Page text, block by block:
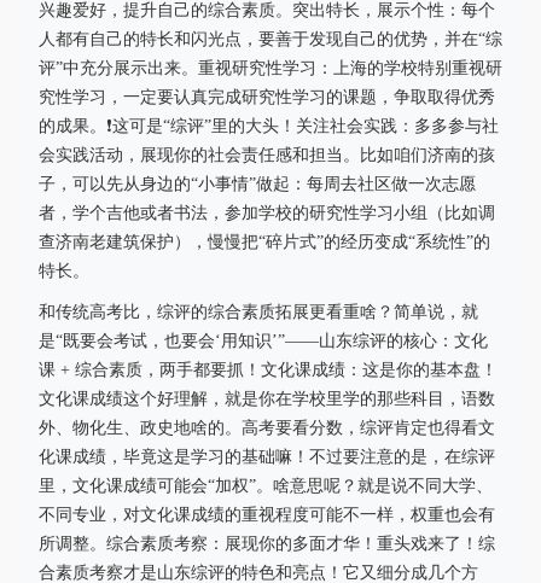
兴趣爱好，提升自己的综合素质。突出特长，展示个性：每个
人都有自己的特长和闪光点，要善于发现自己的优势，并在“综
评”中充分展示出来。重视研究性学习：上海的学校特别重视研
究性学习，一定要认真完成研究性学习的课题，争取取得优秀
的成果。❗这可是“综评”里的大头！关注社会实践：多多参与社
会实践活动，展现你的社会责任感和担当。比如咱们济南的孩
子，可以先从身边的“小事情”做起：每周去社区做一次志愿
者，学个吉他或者书法，参加学校的研究性学习小组（比如调
查济南老建筑保护），慢慢把“碎片式”的经历变成“系统性”的
特长。
和传统高考比，综评的综合素质拓展更看重啥？简单说，就
是“既要会考试，也要会‘用知识’”——山东综评的核心：文化
课 + 综合素质，两手都要抓！文化课成绩：这是你的基本盘！
文化课成绩这个好理解，就是你在学校里学的那些科目，语数
外、物化生、政史地啥的。高考要看分数，综评肯定也得看文
化课成绩，毕竟这是学习的基础嘛！不过要注意的是，在综评
里，文化课成绩可能会“加权”。啥意思呢？就是说不同大学、
不同专业，对文化课成绩的重视程度可能不一样，权重也会有
所调整。综合素质考察：展现你的多面才华！重头戏来了！综
合素质考察才是山东综评的特色和亮点！它又细分成几个方